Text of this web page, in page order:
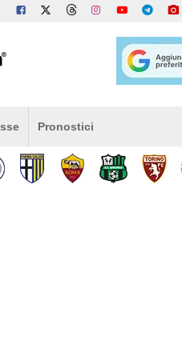
Pronostici